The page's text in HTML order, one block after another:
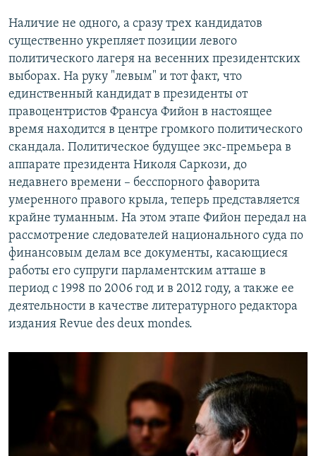
Наличие не одного, а сразу трех кандидатов
существенно укрепляет позиции левого
политического лагеря на весенних президентских
выборах. На руку "левым" и тот факт, что
единственный кандидат в президенты от
правоцентристов Франсуа Фийон в настоящее
время находится в центре громкого политического
скандала. Политическое будущее экс-премьера в
аппарате президента Николя Саркози, до
недавнего времени – бесспорного фаворита
умеренного правого крыла, теперь представляется
крайне туманным. На этом этапе Фийон передал на
рассмотрение следователей национального суда по
финансовым делам все документы, касающиеся
работы его супруги парламентским атташе в
период с 1998 по 2006 год и в 2012 году, а также ее
деятельности в качестве литературного редактора
издания Revue des deux mondes.